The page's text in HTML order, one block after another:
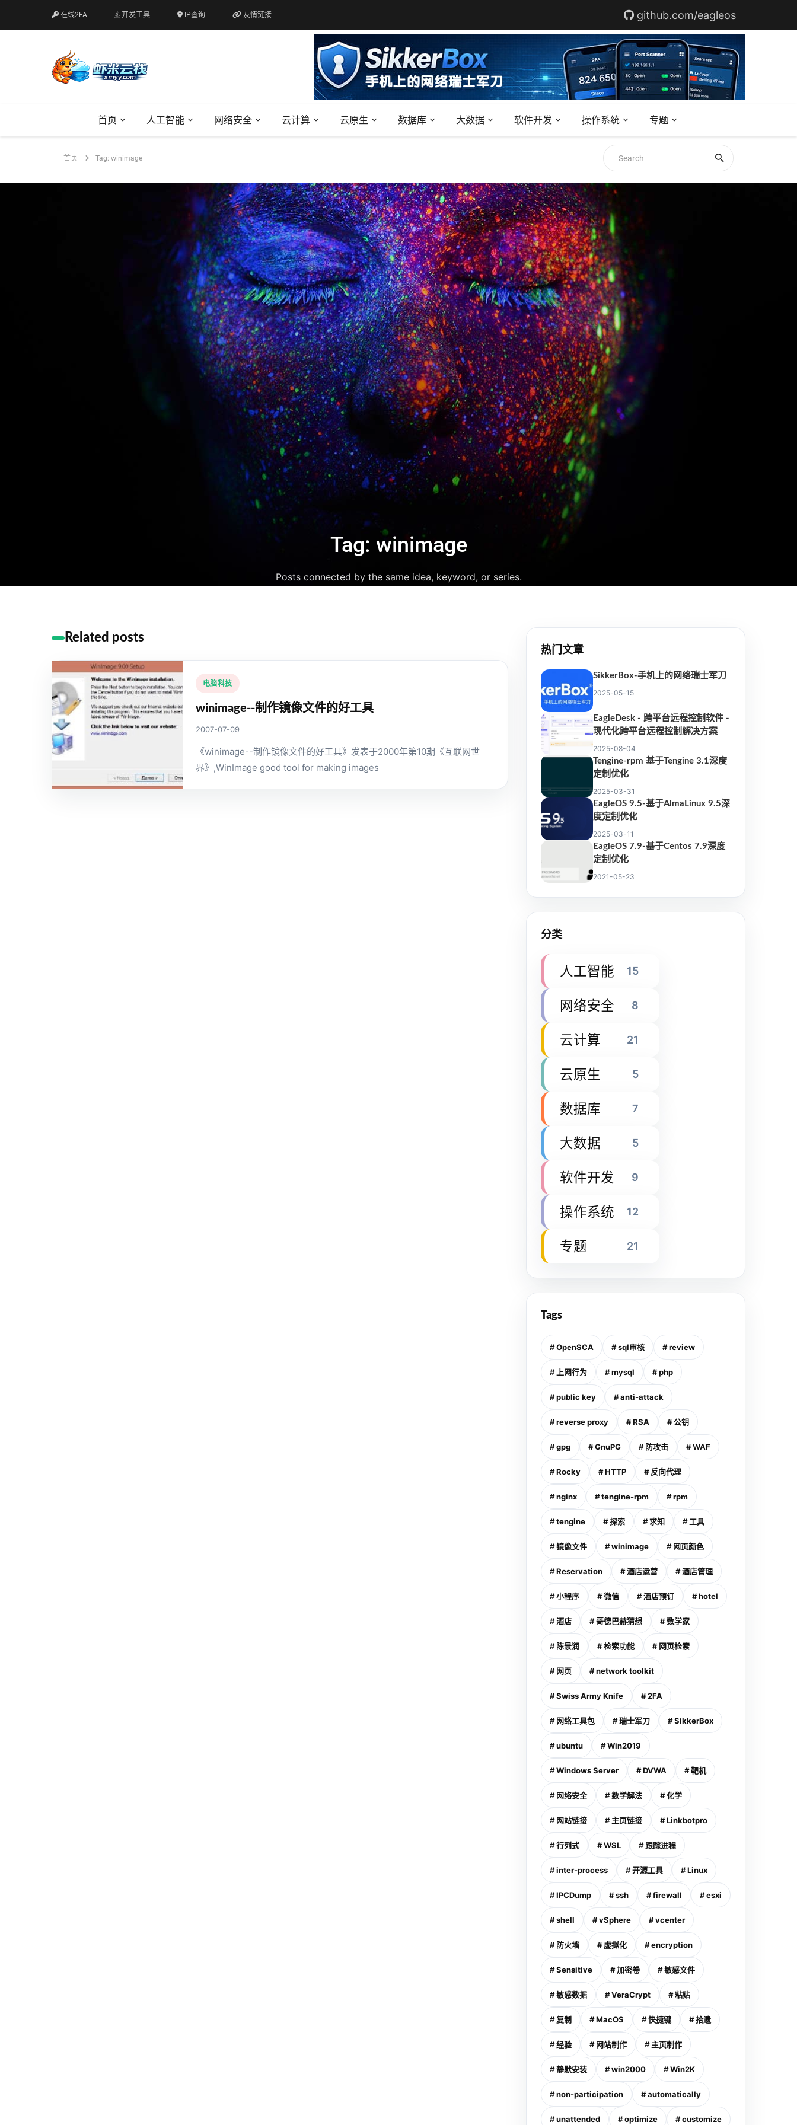
在线2FA 开发工具 IP查询 友情链接 github.com/eagleos
首页 人工智能 网络安全 云计算 云原生 数据库 大数据 软件开发 操作系统 专题
首页 Tag: winimage
Tag: winimage
Posts connected by the same idea, keyword, or series.
Related posts
电脑科技
winimage--制作镜像文件的好工具
2007-07-09
《winimage--制作镜像文件的好工具》发表于2000年第10期《互联网世
界》,WinImage good tool for making images
热门文章
SikkerBox-手机上的网络瑞士军刀
2025-05-15
EagleDesk - 跨平台远程控制软件 -
现代化跨平台远程控制解决方案
2025-08-04
Tengine-rpm 基于Tengine 3.1深度
定制优化
2025-03-31
EagleOS 9.5-基于AlmaLinux 9.5深
度定制优化
2025-03-11
EagleOS 7.9-基于Centos 7.9深度
定制优化
2021-05-23
分类
人工智能 15
网络安全 8
云计算 21
云原生 5
数据库 7
大数据 5
软件开发 9
操作系统 12
专题 21
Tags
# OpenSCA # sql审核 # review
# 上网行为 # mysql # php
# public key # anti-attack
# reverse proxy # RSA # 公钥
# gpg # GnuPG # 防攻击 # WAF
# Rocky # HTTP # 反向代理
# nginx # tengine-rpm # rpm
# tengine # 探索 # 求知 # 工具
# 镜像文件 # winimage # 网页颜色
# Reservation # 酒店运营 # 酒店管理
# 小程序 # 微信 # 酒店预订 # hotel
# 酒店 # 哥德巴赫猜想 # 数学家
# 陈景润 # 检索功能 # 网页检索
# 网页 # network toolkit
# Swiss Army Knife # 2FA
# 网络工具包 # 瑞士军刀 # SikkerBox
# ubuntu # Win2019
# Windows Server # DVWA # 靶机
# 网络安全 # 数学解法 # 化学
# 网站链接 # 主页链接 # Linkbotpro
# 行列式 # WSL # 跟踪进程
# inter-process # 开源工具 # Linux
# IPCDump # ssh # firewall # esxi
# shell # vSphere # vcenter
# 防火墙 # 虚拟化 # encryption
# Sensitive # 加密卷 # 敏感文件
# 敏感数据 # VeraCrypt # 粘贴
# 复制 # MacOS # 快捷键 # 拾遗
# 经验 # 网站制作 # 主页制作
# 静默安装 # win2000 # Win2K
# non-participation # automatically
# unattended # optimize # customize